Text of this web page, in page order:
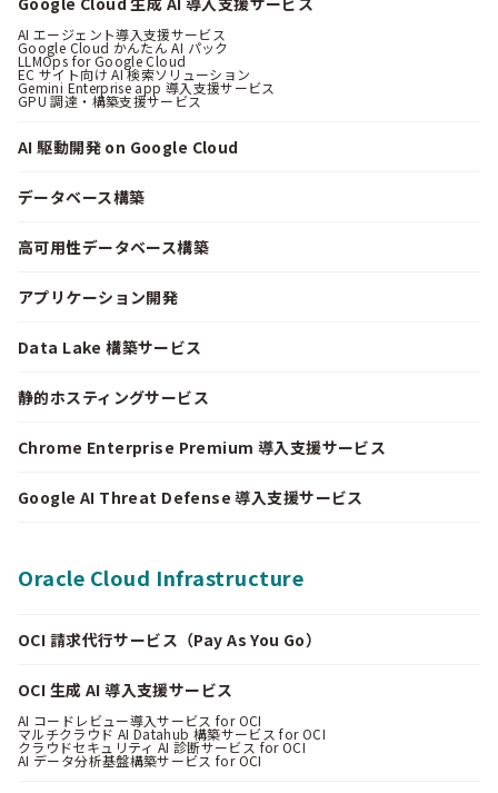
AI エージェント導入支援サービス
Google Cloud かんたん AI パック
LLMOps for Google Cloud
EC サイト向け AI 検索ソリューション
Gemini Enterprise app 導入支援サービス
GPU 調達・構築支援サービス
AI 駆動開発 on Google Cloud
データベース構築
高可用性データベース構築
アプリケーション開発
Data Lake 構築サービス
静的ホスティングサービス
Chrome Enterprise Premium 導入支援サービス
Google AI Threat Defense 導入支援サービス
Oracle Cloud Infrastructure
OCI 請求代行サービス（Pay As You Go）
OCI 生成 AI 導入支援サービス
AI コードレビュー導入サービス for OCI
マルチクラウド AI Datahub 構築サービス for OCI
クラウドセキュリティ AI 診断サービス for OCI
AI データ分析基盤構築サービス for OCI